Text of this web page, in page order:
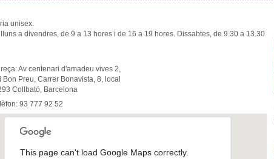
unisex.
a divendres, de 9 a 13 hores i de 16 a 19 hores. Dissabtes, de 9.30 a 13.30
Av centenari d'amadeu vives 2,
Bon Preu, Carrer Bonavista, 8, local
Collbató, Barcelona
93 777 92 52
This page can't load Google Maps correctly.